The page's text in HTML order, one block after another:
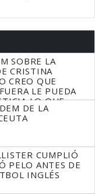
SOBRE LA
CRISTINA
CREO QUE
LE PUEDA
LO QUE
DE LA
CUMPLIÓ
PELO ANTES DE
INGLÉS